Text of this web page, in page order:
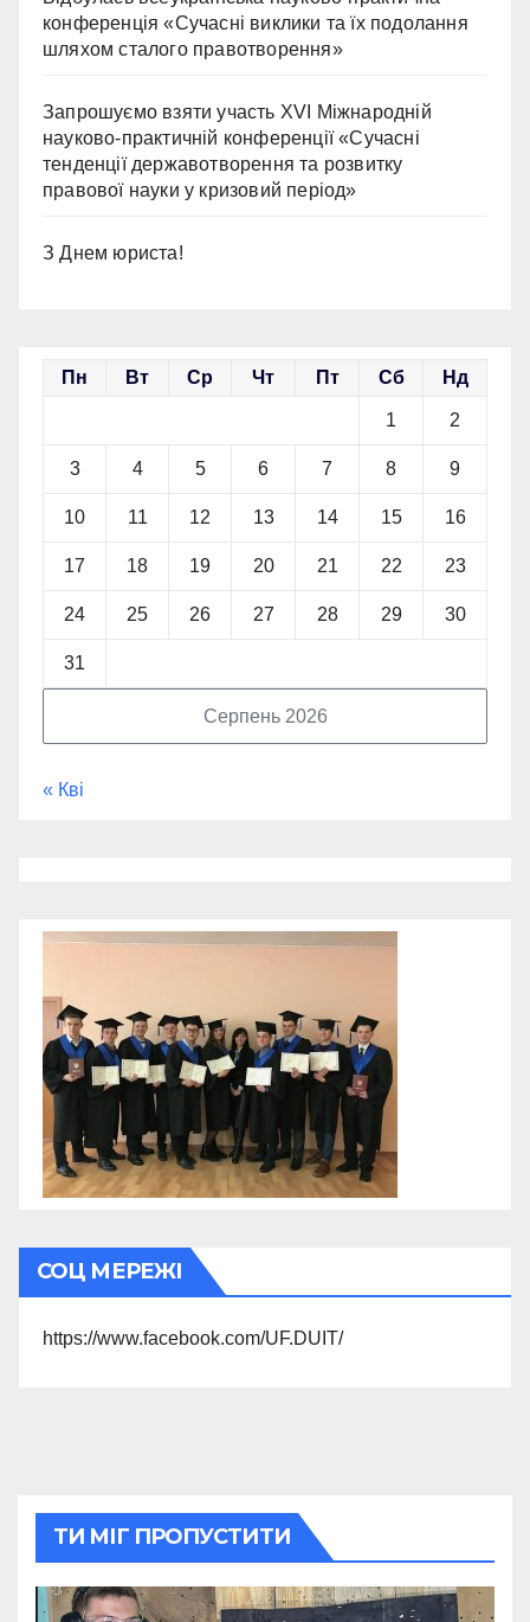
конференція «Сучасні виклики та їх подолання
шляхом сталого правотворення»
Запрошуємо взяти участь ХVІ Міжнародній
науково-практичній конференції «Сучасні
тенденції державотворення та розвитку
правової науки у кризовий період»
З Днем юриста!
Серпень 2026
Пн Вт Ср Чт Пт Сб Нд
1 2
3 4 5 6 7 8 9
10 11 12 13 14 15 16
17 18 19 20 21 22 23
24 25 26 27 28 29 30
31
« Кві
СОЦ МЕРЕЖІ
https://www.facebook.com/UF.DUIT/
ТИ МІГ ПРОПУСТИТИ